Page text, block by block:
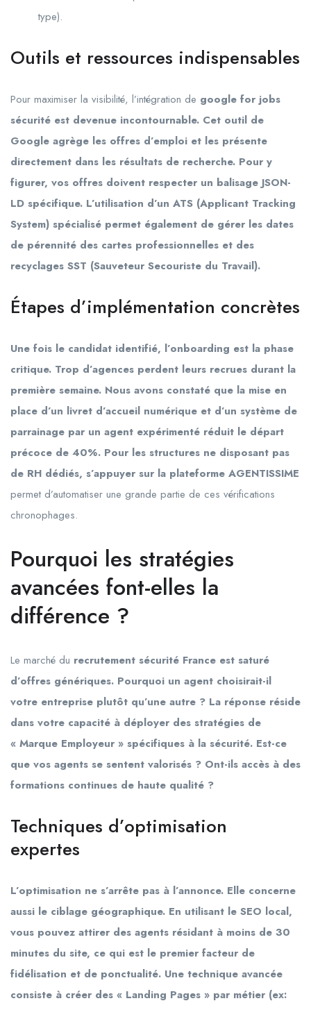
type).
Outils et ressources indispensables
Pour maximiser la visibilité, l’intégration de google for jobs
sécurité est devenue incontournable. Cet outil de
Google agrège les offres d’emploi et les présente
directement dans les résultats de recherche. Pour y
figurer, vos offres doivent respecter un balisage JSON-
LD spécifique. L’utilisation d’un ATS (Applicant Tracking
System) spécialisé permet également de gérer les dates
de pérennité des cartes professionnelles et des
recyclages SST (Sauveteur Secouriste du Travail).
Étapes d’implémentation concrètes
Une fois le candidat identifié, l’onboarding est la phase
critique. Trop d’agences perdent leurs recrues durant la
première semaine. Nous avons constaté que la mise en
place d’un livret d’accueil numérique et d’un système de
parrainage par un agent expérimenté réduit le départ
précoce de 40%. Pour les structures ne disposant pas
de RH dédiés, s’appuyer sur la plateforme AGENTISSIME
permet d’automatiser une grande partie de ces vérifications
chronophages.
Pourquoi les stratégies
avancées font-elles la
différence ?
Le marché du recrutement sécurité France est saturé
d’offres génériques. Pourquoi un agent choisirait-il
votre entreprise plutôt qu’une autre ? La réponse réside
dans votre capacité à déployer des stratégies de
« Marque Employeur » spécifiques à la sécurité. Est-ce
que vos agents se sentent valorisés ? Ont-ils accès à des
formations continues de haute qualité ?
Techniques d’optimisation
expertes
L’optimisation ne s’arrête pas à l’annonce. Elle concerne
aussi le ciblage géographique. En utilisant le SEO local,
vous pouvez attirer des agents résidant à moins de 30
minutes du site, ce qui est le premier facteur de
fidélisation et de ponctualité. Une technique avancée
consiste à créer des « Landing Pages » par métier (ex: